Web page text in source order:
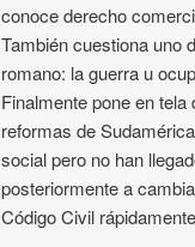
conoce derecho
También cuestiona uno
romano: la guerra u
Finalmente pone en
reformas de
social pero no han
posteriormente a
Código Civil